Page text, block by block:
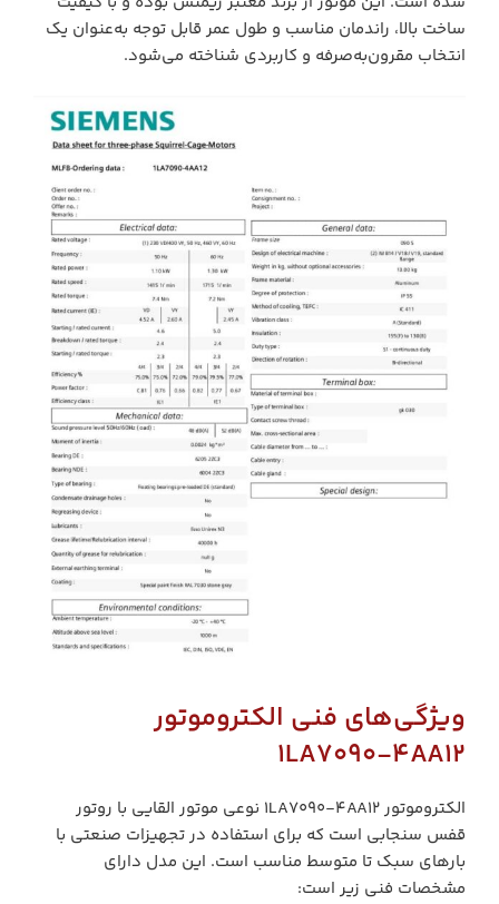
ساخت بالا، راندمان مناسب و طول عمر قابل توجه به‌عنوان یک
انتخاب مقرون‌به‌صرفه و کاربردی شناخته می‌شود.
ویژگی‌های فنی الکتروموتور
1LA7090‑4AA12
الکتروموتور 1LA7090‑4AA12 نوعی موتور القایی با روتور
قفس سنجابی است که برای استفاده در تجهیزات صنعتی با
بارهای سبک تا متوسط مناسب است. این مدل دارای
مشخصات فنی زیر است: